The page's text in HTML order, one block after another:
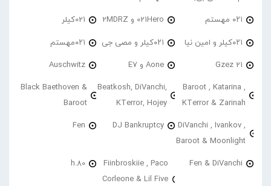
۰۲۱ مهستم 021Hero و 2MDRZ 021کیلر
۰۲۱کیلر و امین نیا ۰۲۱کیلر و مصی جی ۰۲۱مهستم
21 Gzez Aone و E7 Auschwitz
Baroot , Katarina ,
KTerror & Zarinah
Beatkosh, DiVanchi,
KTerror, Hojey
Black Baethoven &
Baroot
DiVanchi , Ivankov ,
Baroot & Moonlight
DJ Bankruptcy
Fen
Fen & DiVanchi
Fiinbroskiie , Paco
Corleone & Lil Five
h.80